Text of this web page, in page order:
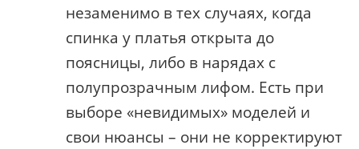
незаменимо в тех случаях, когда
спинка у платья открыта до
поясницы, либо в нарядах с
полупрозрачным лифом. Есть при
выборе «невидимых» моделей и
свои нюансы – они не корректируют